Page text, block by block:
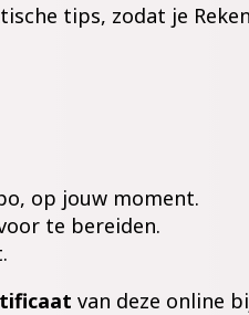
tips, zodat je
op jouw moment.
te bereiden.
van deze online